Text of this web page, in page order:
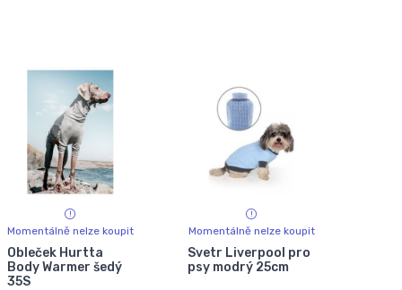
Momentálně nelze koupit
Obleček Hurtta
Body Warmer šedý
35S
Momentálně nelze koupit
Svetr Liverpool pro
psy modrý 25cm